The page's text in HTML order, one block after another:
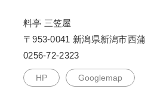
料亭 三笠屋
〒953-0041 新潟県新潟市西
0256-72-2323
HP Googlemap